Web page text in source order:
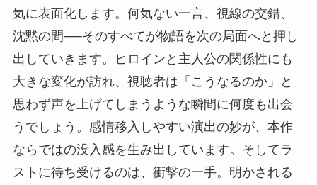
気に表面化します。何気ない一言、視線の交錯、
沈黙の間──そのすべてが物語を次の局面へと押し
出していきます。ヒロインと主人公の関係性にも
大きな変化が訪れ、視聴者は「こうなるのか」と
思わず声を上げてしまうような瞬間に何度も出会
うでしょう。感情移入しやすい演出の妙が、本作
ならではの没入感を生み出しています。そしてラ
ストに待ち受けるのは、衝撃の一手。明かされる